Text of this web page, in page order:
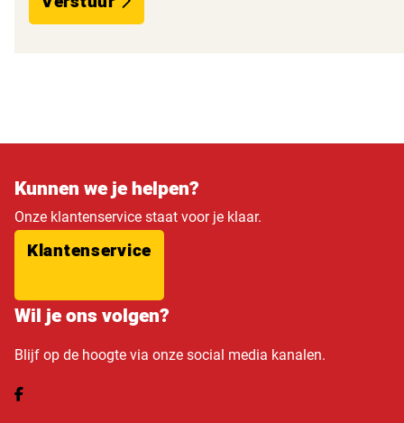
Kunnen we je helpen?
Onze klantenservice staat voor je klaar.
Klantenservice
Wil je ons volgen?
Blijf op de hoogte via onze social media kanalen.